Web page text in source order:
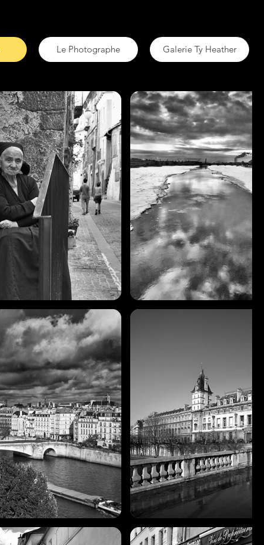
Le Photographe Galerie Ty Heather